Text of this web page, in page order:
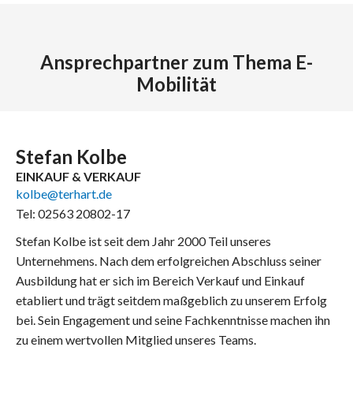
Ansprechpartner zum Thema E-
Mobilität
Stefan Kolbe
EINKAUF & VERKAUF
kolbe@terhart.de
Tel: 02563 20802-17
Stefan Kolbe ist seit dem Jahr 2000 Teil unseres
Unternehmens. Nach dem erfolgreichen Abschluss seiner
Ausbildung hat er sich im Bereich Verkauf und Einkauf
etabliert und trägt seitdem maßgeblich zu unserem Erfolg
bei. Sein Engagement und seine Fachkenntnisse machen ihn
zu einem wertvollen Mitglied unseres Teams.